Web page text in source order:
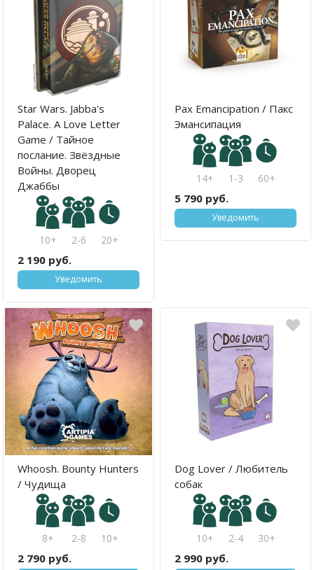
Star Wars. Jabba's
Palace. A Love Letter
Game / Тайное
послание. Звёздные
Войны. Дворец
Джаббы
10+ 2-6 20+
2 190 руб.
Уведомить
Pax Emancipation / Пакс
Эмансипация
14+ 1-3 60+
5 790 руб.
Уведомить
Whoosh. Bounty Hunters
/ Чудища
8+ 2-8 10+
2 790 руб.
Dog Lover / Любитель
собак
10+ 2-4 30+
2 990 руб.